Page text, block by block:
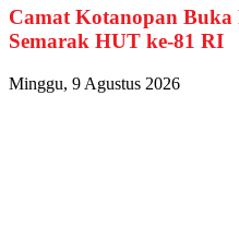
Camat Kotanopan Buka
Semarak HUT ke-81 RI
Minggu, 9 Agustus 2026